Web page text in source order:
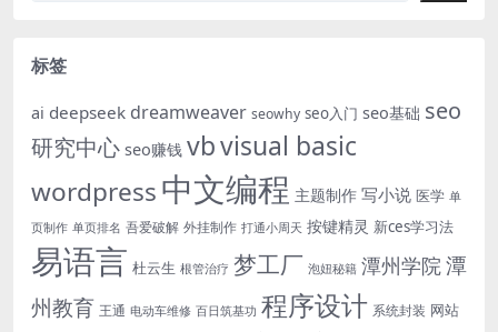
标签
ai deepseek dreamweaver seowhy seo入门 seo基础 seo
研究中心 seo赚钱 vbvisual basic
wordpress中文编程 主题制作 写小说 医学 单
页制作 单页排名 吾爱破解 外挂制作 打通小周天 按键精灵 新ces学习法
易语言 杜云生 根管治疗 梦工厂 泡妞秘籍 潭州学院潭
州教育 王通 电动车维修 百日筑基功 程序设计 系统封装 网站